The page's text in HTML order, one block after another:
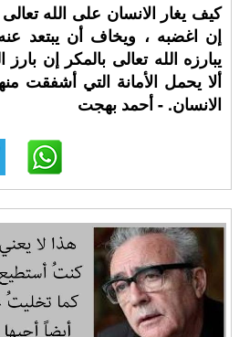
كيف يغار الانسان على الله
إن اغضبه ، ويخاف أن يبتعد
يبارزه الله تعالى بالمكر إن
ألا يحمل الأمانة التي أشفقت
الانسان. - أحمد بهجت